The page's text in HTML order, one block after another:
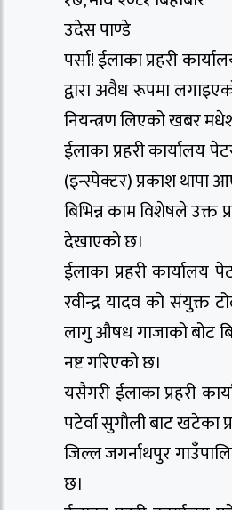
उदेस पाण्डे
पर्सा! ईलाका प्रहरी
द्वारा अवैध रूपमा
नियन्त्रण लिएको खबर
ईलाका प्रहरी कार्यालय
(इन्स्पेक्टर) प्रकाश थापा
बिभिन्न काम विशेषले उक्त
देखाएको छ।
ईलाका प्रहरी कार्यालय
रवीन्द्र यादव काे संयुक्त
लागु औषध गाजाको बोट
नष्ट गरिएको छ।
यसैगरी ईलाका प्रहरी
पटेर्वा सुगौली बाट खटेका
जिल्ल जगर्नाथपुर
छ।